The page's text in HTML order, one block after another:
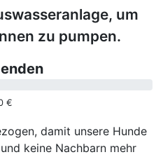
um
zu pumpen.
€
damit unsere Hunde
keine Nachbarn mehr